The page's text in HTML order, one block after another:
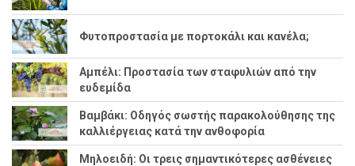
Φυτοπροστασία με πορτοκάλι και κανέλα;
Αμπέλι: Προστασία των σταφυλιών από την
ευδεμίδα
Βαμβάκι: Οδηγός σωστής παρακολούθησης της
καλλιέργειας κατά την ανθοφορία
Μηλοειδή: Οι τρεις σημαντικότερες ασθένειες